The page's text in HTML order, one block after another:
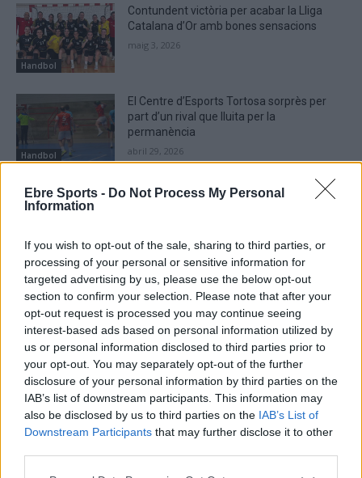
Ebre Sports - Do Not Process My Personal
Information
If you wish to opt-out of the sale, sharing to third parties, or
processing of your personal or sensitive information for
targeted advertising by us, please use the below opt-out
section to confirm your selection. Please note that after your
opt-out request is processed you may continue seeing
interest-based ads based on personal information utilized by
us or personal information disclosed to third parties prior to
your opt-out. You may separately opt-out of the further
disclosure of your personal information by third parties on the
IAB’s list of downstream participants. This information may
also be disclosed by us to third parties on the IAB’s List of
Downstream Participants that may further disclose it to other
Handbol
Contundent victòria per acabar la Lliga
Catalana d’Or amb bones sensacions
maig 3, 2026
Handbol
El Centre d’Esports Tortosa sorprès per
part d’un rival que lluita per la
permanència
abril 29, 2026
DEIXA UNA RESPOSTA
Comentari: